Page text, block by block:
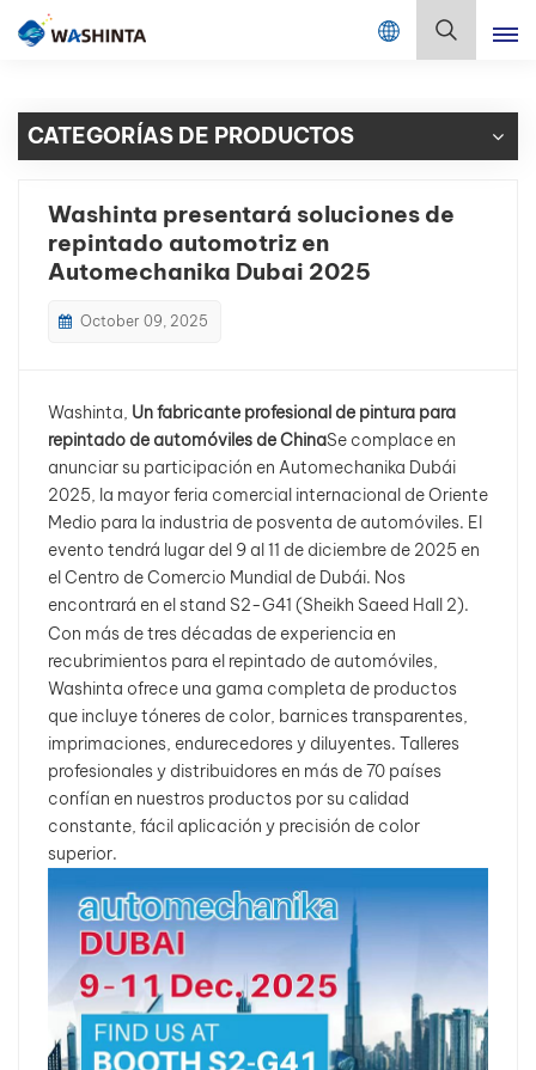
Mix Color Online
Français
Deutsch
Português
日本語
한국어
بالعربية
فارسی
中文
CATEGORÍAS DE PRODUCTOS
Washinta presentará soluciones de
repintado automotriz en
Automechanika Dubai 2025
October 09, 2025
Washinta, Un fabricante profesional de pintura para
repintado de automóviles de ChinaSe complace en
anunciar su participación en Automechanika Dubái
2025, la mayor feria comercial internacional de Oriente
Medio para la industria de posventa de automóviles. El
evento tendrá lugar del 9 al 11 de diciembre de 2025 en
el Centro de Comercio Mundial de Dubái. Nos
encontrará en el stand S2-G41 (Sheikh Saeed Hall 2).
Con más de tres décadas de experiencia en
recubrimientos para el repintado de automóviles,
Washinta ofrece una gama completa de productos
que incluye tóneres de color, barnices transparentes,
imprimaciones, endurecedores y diluyentes. Talleres
profesionales y distribuidores en más de 70 países
confían en nuestros productos por su calidad
constante, fácil aplicación y precisión de color
superior.